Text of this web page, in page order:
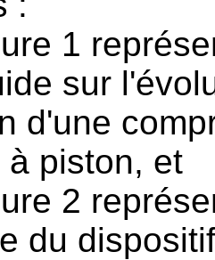
1
sur
d'une
à piston, et
2
du